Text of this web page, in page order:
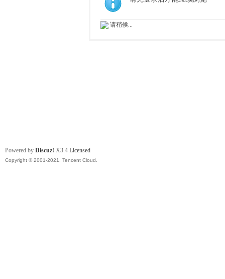
请稍候...
Powered by Discuz! X3.4 Licensed
Copyright © 2001-2021, Tencent Cloud.